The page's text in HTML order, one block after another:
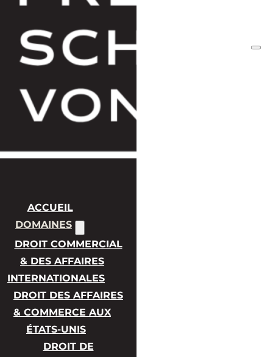
ACCUEIL
DOMAINES
DROIT COMMERCIAL
& DES AFFAIRES
INTERNATIONALES
DROIT DES AFFAIRES
& COMMERCE AUX
ÉTATS-UNIS
DROIT DE